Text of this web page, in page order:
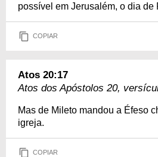
possível em Jerusalém, o dia de
COPIAR
Atos 20:17
Atos dos Apóstolos 20,
Mas de Mileto mandou a Éfeso
igreja.
COPIAR